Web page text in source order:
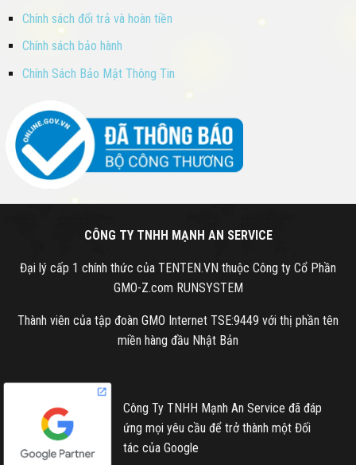
Chính sách đổi trả và hoàn tiền
Chính sách bảo hành
Chính Sách Bảo Mật Thông Tin
CÔNG TY TNHH MẠNH AN SERVICE
Đại lý cấp 1 chính thức của TENTEN.VN thuộc Công ty Cổ Phần
GMO-Z.com RUNSYSTEM
Thành viên của tập đoàn GMO Internet TSE:9449 với thị phần tên
miền hàng đầu Nhật Bản
Công Ty TNHH Mạnh An Service đã đáp
ứng mọi yêu cầu để trở thành một Đối
tác của Google